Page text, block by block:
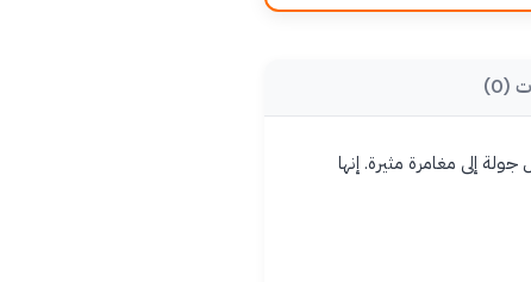
(0)
إلى مغامرة مثيرة. إنها